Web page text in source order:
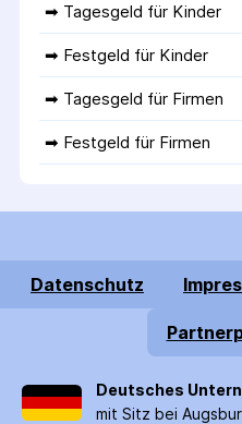
➡ Tagesgeld für Kinder
➡ Festgeld für Kinder
➡ Tagesgeld für Firmen
➡ Festgeld für Firmen
Datenschutz
Deutsches
mit Sitz bei